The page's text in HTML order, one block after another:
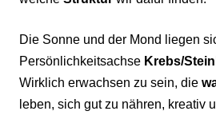
Die Sonne und der Mond liegen
Persönlichkeitsachse Krebs/
Wirklich erwachsen zu sein, die
leben, sich gut zu nähren, kreativ